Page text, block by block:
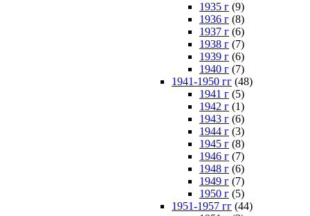
1935 г (9)
1936 г (8)
1937 г (6)
1938 г (7)
1939 г (6)
1940 г (7)
1941-1950 гг (48)
1941 г (5)
1942 г (1)
1943 г (6)
1944 г (3)
1945 г (8)
1946 г (7)
1948 г (6)
1949 г (7)
1950 г (5)
1951-1957 гг (44)